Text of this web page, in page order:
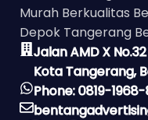
Murah Berkualitas
Depok Tangerang
Jalan AMD X
Kota Tangerang,
Phone: 0819-1968-